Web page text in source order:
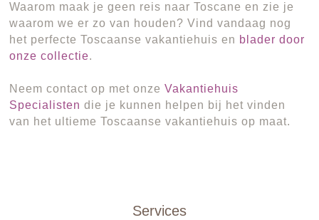
Waarom maak je geen reis naar Toscane en zie je
waarom we er zo van houden? Vind vandaag nog
het perfecte Toscaanse vakantiehuis en blader door
onze collectie.
Neem contact op met onzeVakantiehuis
Specialisten die je kunnen helpen bij het vinden
van het ultieme Toscaanse vakantiehuis op maat.
Services